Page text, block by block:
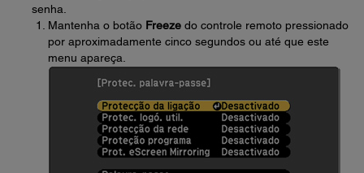
senha.
Mantenha o botão Freeze do controle remoto pressionado
por aproximadamente cinco segundos ou até que este
menu apareça.